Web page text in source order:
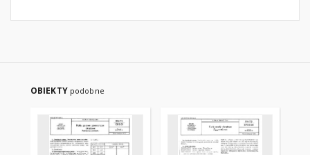
OBIEKTY podobne